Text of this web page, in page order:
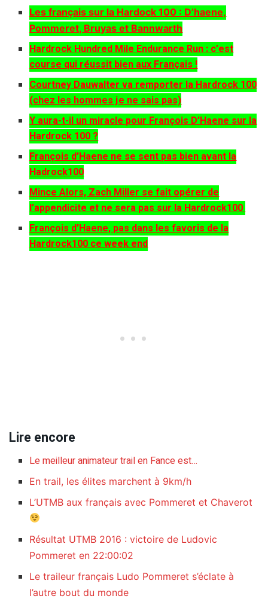
Les français sur la Hardock 100 : D’haene,
Pommeret, Bruyas et Bannwarth
Hardrock Hundred Mile Endurance Run : c’est
course qui réussit bien aux Français !
Courtney Dauwalter va remporter la Hardrock 100
(chez les hommes je ne sais pas)
Y aura-t-il un miracle pour François D’Haene sur la
Hardrock 100 ?
François d’Haene ne se sent pas bien avant la
Hadrock100
Mince Alors, Zach Miller se fait opérer de
l’appendicite et ne sera pas sur la Hardrock100
François d’Haene, pas dans les favoris de la
Hardrock100 ce week end
Lire encore
Le meilleur animateur trail en Fance est…
En trail, les élites marchent à 9km/h
L’UTMB aux français avec Pommeret et Chaverot
Résultat UTMB 2016 : victoire de Ludovic
Pommeret en 22:00:02
Le traileur français Ludo Pommeret s’éclate à
l’autre bout du monde